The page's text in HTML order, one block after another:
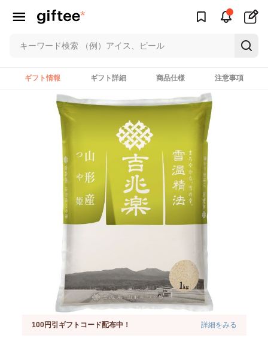
ギフト情報 ギフト詳細 商品仕様 注意事項
100円引ギフトコード配布中！ 詳細をみる